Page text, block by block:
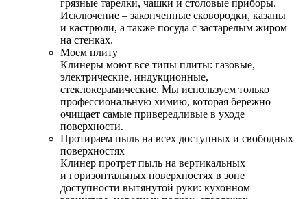
грязные тарелки, чашки и столовые приборы.
Исключение – закопченные сковородки, казаны
и кастрюли, а также посуда с застарелым жиром
на стенках.
Моем плиту
Клинеры моют все типы плиты: газовые,
электрические, индукционные,
стеклокерамические. Мы используем только
профессиональную химию, которая бережно
очищает самые привередливые в уходе
поверхности.
Протираем пыль на всех доступных и свободных
поверхностях
Клинер протрет пыль на вертикальных
и горизонтальных поверхностях в зоне
доступности вытянутой руки: кухонном